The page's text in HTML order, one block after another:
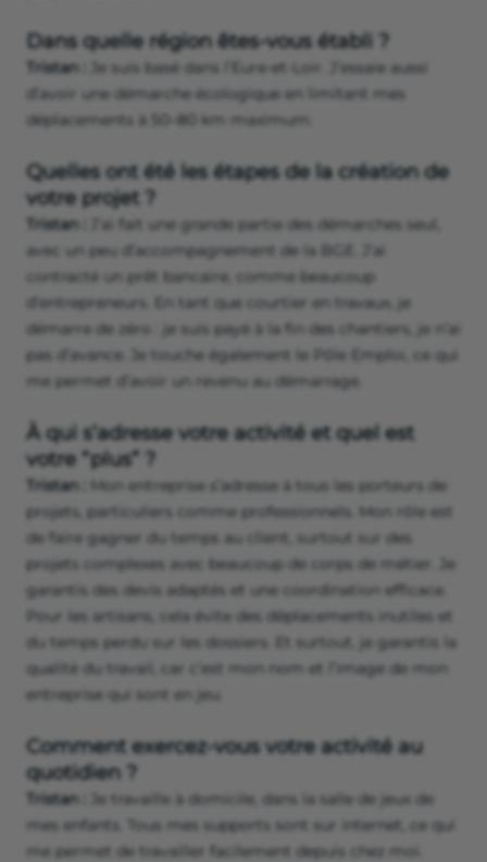
Dans quelle région êtes-vous établi ?
Tristan :
Je suis basé dans l’Eure-et-Loir. J’essaie aussi
d’avoir une démarche écologique en limitant mes
déplacements à 50–80 km maximum.
Quelles ont été les étapes de la création de
votre projet ?
Tristan :
J’ai fait une grande partie des démarches seul,
avec un peu d’accompagnement de la BGE. J’ai
contracté un prêt bancaire, comme beaucoup
d’entrepreneurs. En tant que courtier en travaux, je
démarre de zéro : je suis payé à la fin des chantiers, je n’ai
pas d’avance. Je touche également le Pôle Emploi, ce qui
me permet d’avoir un revenu au démarrage.
À qui s’adresse votre activité et quel est
votre “plus” ?
Tristan :
Mon entreprise s’adresse à tous les porteurs de
projets, particuliers comme professionnels. Mon rôle est
de faire gagner du temps au client, surtout sur des
projets complexes avec beaucoup de corps de métier. Je
garantis des devis adaptés et une coordination efficace.
Pour les artisans, cela évite des déplacements inutiles et
du temps perdu sur les dossiers. Et surtout, je garantis la
qualité du travail, car c’est mon nom et l’image de mon
entreprise qui sont en jeu.
Comment exercez-vous votre activité au
quotidien ?
Tristan :
Je travaille à domicile, dans la salle de jeux de
mes enfants. Tous mes supports sont sur internet, ce qui
me permet de travailler facilement depuis chez moi.